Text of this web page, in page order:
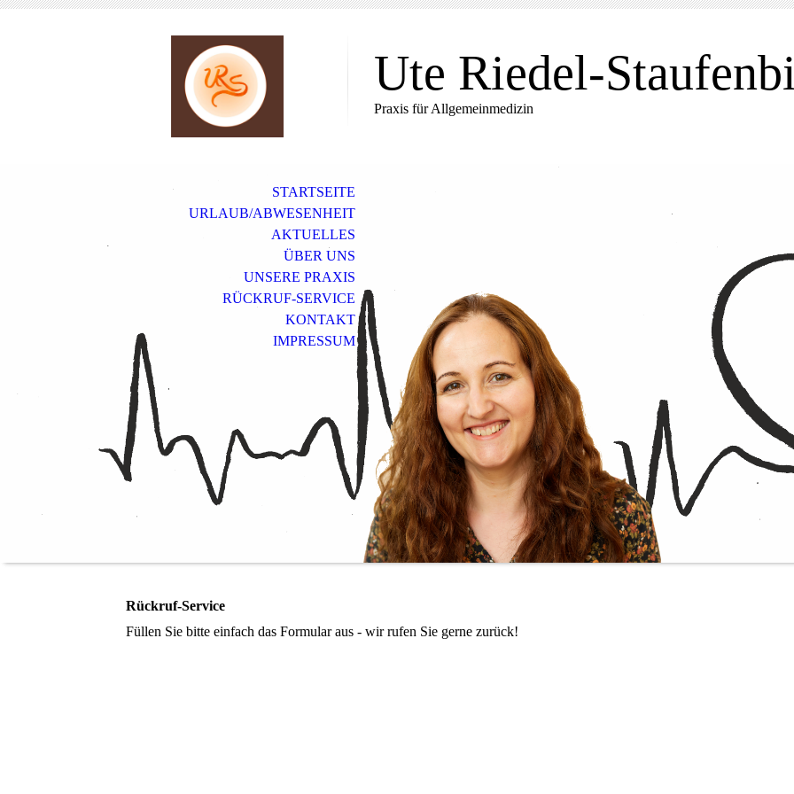
Ute Riedel-
Praxis für Allgemeinmedizin
STARTSEITE
URLAUB/ABWESENHEIT
AKTUELLES
ÜBER UNS
UNSERE PRAXIS
RÜCKRUF-SERVICE
KONTAKT
IMPRESSUM
Rückruf-Service
Füllen Sie bitte einfach das Formular aus - wir rufen Sie gerne zurück!